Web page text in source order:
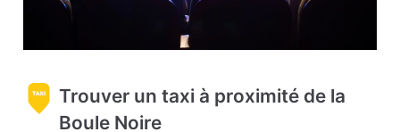
Trouver un taxi à proximité de la
Boule Noire